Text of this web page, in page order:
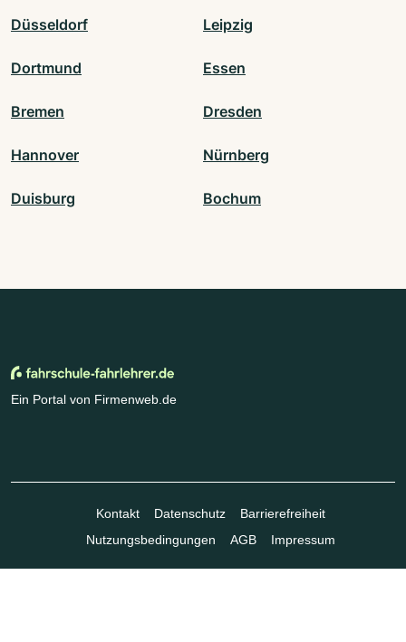
Düsseldorf Leipzig
Dortmund Essen
Bremen Dresden
Hannover Nürnberg
Duisburg Bochum
Ein Portal von Firmenweb.de
Kontakt Datenschutz
Barrierefreiheit
Nutzungsbedingungen
AGB Impressum